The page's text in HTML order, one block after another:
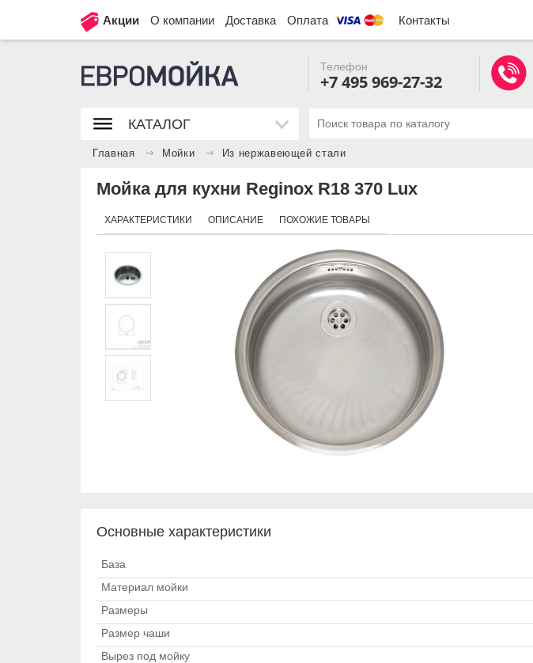
Акции О компании Доставка Оплата Контакты
Телефон
+7 495 969-27-32
КАТАЛОГ
Главная Мойки Из нержавеющей стали
Мойка для кухни Reginox R18 370 Lux
ХАРАКТЕРИСТИКИ ОПИСАНИЕ ПОХОЖИЕ ТОВАРЫ
Основные характеристики
База
Материал мойки
Размеры
Размер чаши
Вырез под мойку